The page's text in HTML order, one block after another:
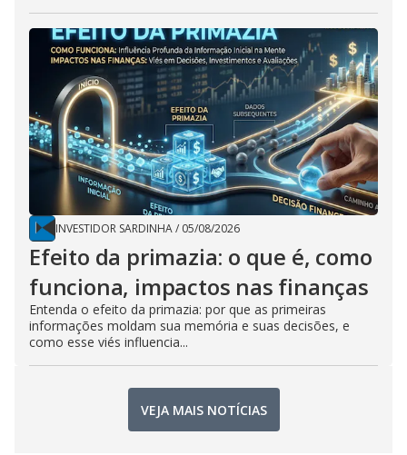
INVESTIDOR SARDINHA/ 05/08/2026
Efeito da primazia: o que é, como
funciona, impactos nas finanças
Entenda o efeito da primazia: por que as primeiras
informações moldam sua memória e suas decisões, e
como esse viés influencia...
VEJA MAIS NOTÍCIAS